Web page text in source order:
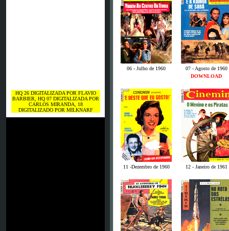
HQ 26 DIGITALIZADA POR FLAVIO
BARBIER, HQ 07 DIGITALIZADA POR
CARLOS MIRANDA, 18
DIGITALIZADO POR MILKNARF
06 - Julho de 1960
07 - Agosto de 1960
DOWNLOAD
11 -Dezembro de 1960 12 - Janeiro de 1961